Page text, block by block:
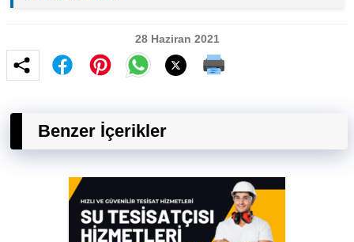
28 Haziran 2021
Benzer İçerikler